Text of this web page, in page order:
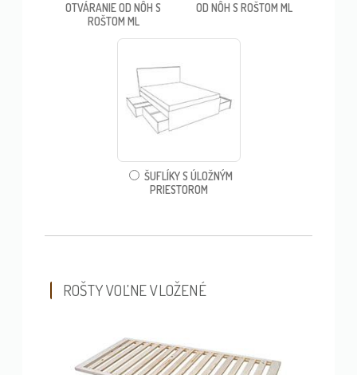
OTVÁRANIE OD NÔH S
ROŠTOM ML
OD NÔH S ROŠTOM ML
ŠUFLÍKY S ÚLOŽNÝM
PRIESTOROM
ROŠTY VOĽNE VLOŽENÉ